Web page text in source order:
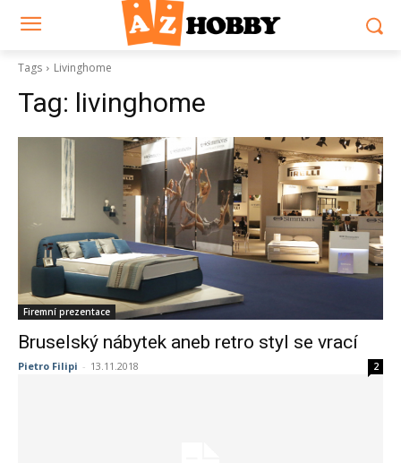
Tags Livinghome
Tag: livinghome
Firemní prezentace
Bruselský nábytek aneb retro styl se vrací
Pietro Filipi - 13.11.2018 2